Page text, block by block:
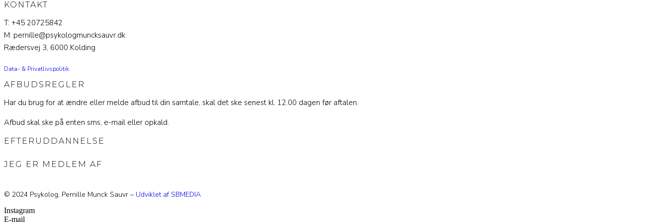
KONTAKT
T: +45 20725842
M: pernille@psykologmuncksauvr.dk
Rædersvej 3, 6000 Kolding
Data- & Privatlivspolitik
AFBUDSREGLER
Har du brug for at ændre eller melde afbud til din samtale, skal det ske senest kl. 12.00 dagen før aftalen.
Afbud skal ske på enten sms, e-mail eller opkald.
EFTERUDDANNELSE
JEG ER MEDLEM AF
© 2024 Psykolog, Pernille Munck Sauvr – Udviklet af SBMEDIA
Instagram
E-mail